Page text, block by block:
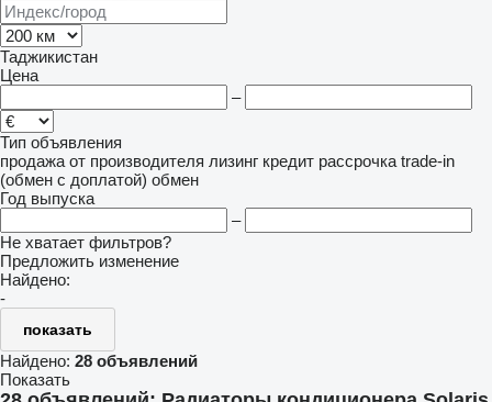
Таджикистан
Цена
–
Тип объявления
продажа от производителя лизинг кредит рассрочка trade-in
(обмен с доплатой) обмен
Год выпуска
–
Не хватает фильтров?
Предложить изменение
Найдено:
-
показать
Найдено: 28 объявлений
Показать